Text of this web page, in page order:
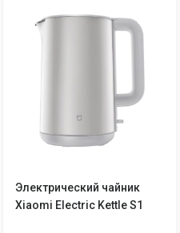
Электрический чайник
Xiaomi Electric Kettle S1